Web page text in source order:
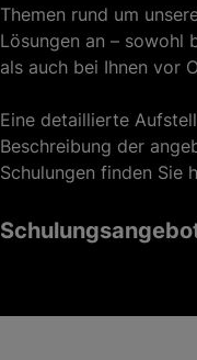
Themen rund um
Lösungen an – sowohl
als auch bei Ihnen vor
Eine detaillierte
Beschreibung der
Schulungen finden Sie